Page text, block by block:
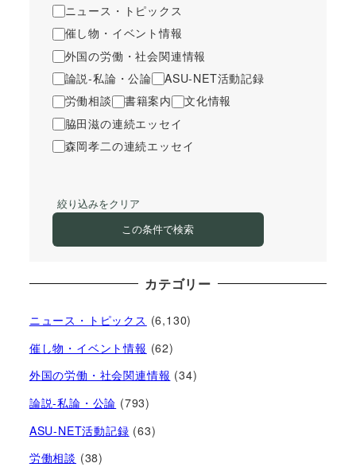
ニュース・トピックス
催し物・イベント情報
外国の労働・社会関連情報
論説-私論・公論
ASU-NET活動記録
労働相談
書籍案内
文化情報
脇田滋の連続エッセイ
森岡孝二の連続エッセイ
絞り込みをクリア
この条件で検索
カテゴリー
ニュース・トピックス (6,130)
催し物・イベント情報 (62)
外国の労働・社会関連情報 (34)
論説-私論・公論 (793)
ASU-NET活動記録 (63)
労働相談 (38)